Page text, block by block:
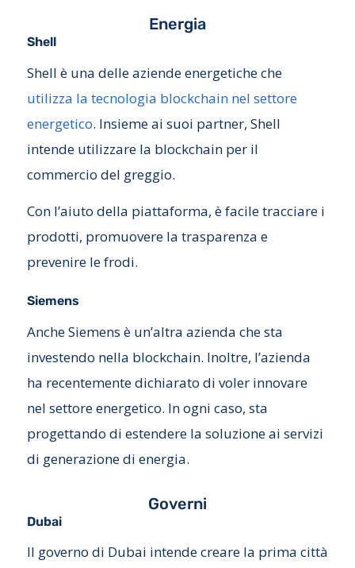
Energia
Shell
Shell è una delle aziende energetiche che
utilizza la tecnologia blockchain nel settore
energetico. Insieme ai suoi partner, Shell
intende utilizzare la blockchain per il
commercio del greggio.
Con l’aiuto della piattaforma, è facile tracciare i
prodotti, promuovere la trasparenza e
prevenire le frodi.
Siemens
Anche Siemens è un’altra azienda che sta
investendo nella blockchain. Inoltre, l’azienda
ha recentemente dichiarato di voler innovare
nel settore energetico. In ogni caso, sta
progettando di estendere la soluzione ai servizi
di generazione di energia.
Governi
Dubai
Il governo di Dubai intende creare la prima città